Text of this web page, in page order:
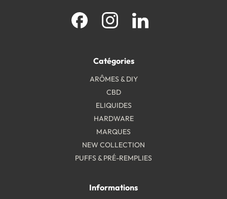
Catégories
ARÔMES & DIY
CBD
ELIQUIDES
HARDWARE
MARQUES
NEW COLLECTION
PUFFS & PRÉ-REMPLIES
Informations
Facebook Instagram